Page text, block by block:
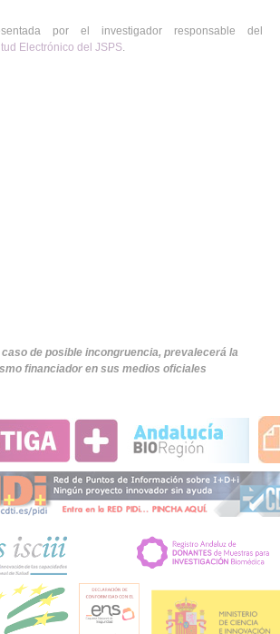
por el investigador responsable del
Electrónico del JSPS.
de posible incongruencia, prevalecerá la
financiador en sus medios oficiales